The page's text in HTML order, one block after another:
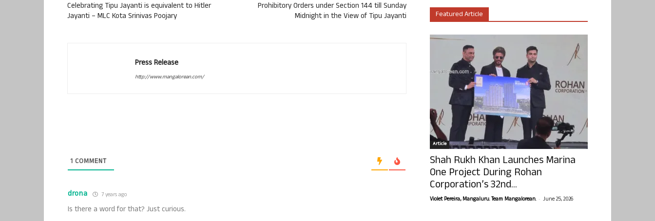
Celebrating Tipu Jayanti is equivalent to Hitler
Jayanti – MLC Kota Srinivas Poojary
Prohibitory Orders under Section 144 till Sunday
Midnight in the View of Tipu Jayanti
Press Release
http://www.mangalorean.com/
1 COMMENT
drona 7 years ago
Is there a word for that? Just curious.
Featured Article
Article
Shah Rukh Khan Launches Marina
One Project During Rohan
Corporation’s 32nd...
Violet Pereira, Mangaluru. Team Mangalorean. - June 25, 2026